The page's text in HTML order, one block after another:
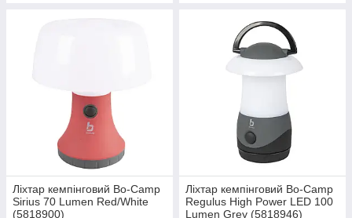
Ліхтар кемпінговий Bo-Camp
Sirius 70 Lumen Red/White
(5818900)
Ліхтар кемпінговий Bo-Camp
Regulus High Power LED 100
Lumen Grey (5818946)